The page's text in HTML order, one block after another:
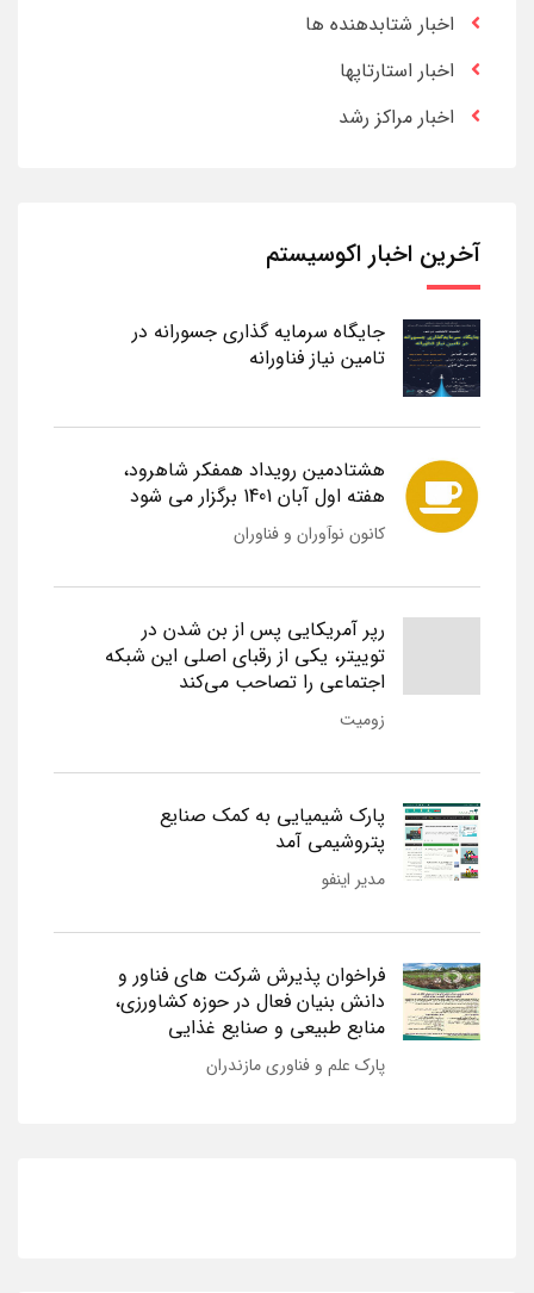
اخبار شتابدهنده ها
اخبار استارتاپها
اخبار مراکز رشد
آخرین اخبار اکوسیستم
جایگاه سرمایه گذاری جسورانه در
تامین نیاز فناورانه
هشتادمین رویداد همفکر شاهرود،
هفته اول آبان 1401 برگزار می شود
کانون نوآوران و فناوران
رپر آمریکایی پس از بن شدن در
توییتر، یکی از رقبای اصلی این شبکه
اجتماعی را تصاحب می‌کند
زومیت
پارک شیمیایی به کمک صنایع
پتروشیمی آمد
مدیر اینفو
فراخوان پذیرش شرکت های فناور و
دانش بنیان فعال در حوزه کشاورزی،
منابع طبیعی و صنایع غذایی
پارک علم و فناوری مازندران